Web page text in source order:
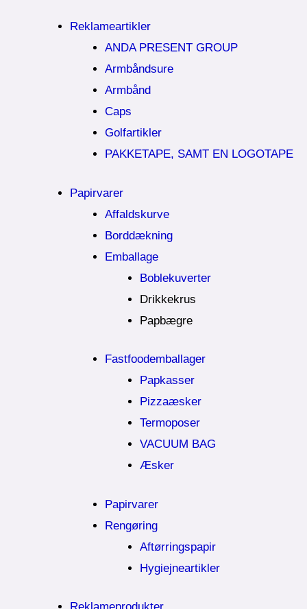
Reklameartikler
ANDA PRESENT GROUP
Armbåndsure
Armbånd
Caps
Golfartikler
PAKKETAPE, SAMT EN LOGOTAPE
Papirvarer
Affaldskurve
Borddækning
Emballage
Boblekuverter
Drikkekrus
Papbægre
Fastfoodemballager
Papkasser
Pizzaæsker
Termoposer
VACUUM BAG
Æsker
Papirvarer
Rengøring
Aftørringspapir
Hygiejneartikler